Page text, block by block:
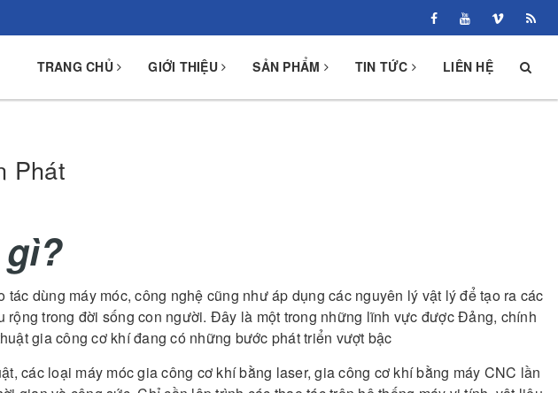
TRANG CHỦ GIỚI THIỆU SẢN PHẨM TIN TỨC LIÊN HỆ
Phát
tác dùng máy móc, công nghệ cũng như áp dụng các nguyên lý vật lý để tạo ra các
rộng trong đời sống con người. Đây là một trong những lĩnh vực được Đảng, chính
gia công cơ khí đang có những bước phát triển vượt bậc
các loại máy mócgia công cơ khí bằng laser, gia công cơ khí bằng máy CNC lần